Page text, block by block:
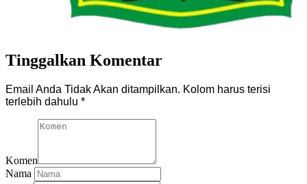
Tinggalkan Komentar
Email Anda Tidak Akan ditampilkan. Kolom harus terisi
terlebih dahulu *
Komen
Nama